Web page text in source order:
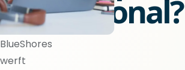
professional?
BlueShores
werft